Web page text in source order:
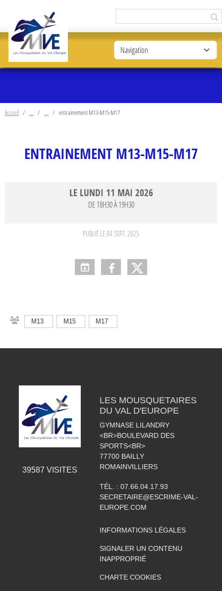
Accueil entrainement M13-M15-M17
ENTRAINEMENT M13-M15-M17
LE LUNDI 11 MAI 2026
DE 18H30 À 19H30
PUBLIÉ LE04 SEPT. 2025
M13 M15 M17
39587 VISITES
LES MOUSQUETAIRES
DU VAL D'EUROPE
GYMNASE LILANDRY
<BR>BOULEVARD DES
SPORTS<BR>
77700 BAILLY
ROMAINVILLIERS
TÉL. : 07.66.04.17.93
SECRETAIRE@ESCRIME-VAL-
EUROPE.COM
INFORMATIONS LÉGALES
SIGNALER UN CONTENU
INAPPROPRIÉ
CHARTE COOKIES